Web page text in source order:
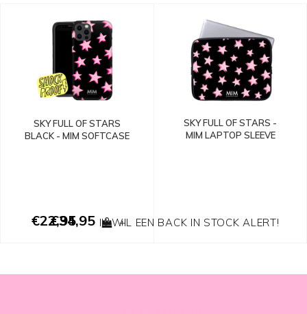
SKY FULL OF STARS
BLACK - MIM SOFTCASE
€22,95 +
SKY FULL OF STARS -
MIM LAPTOP SLEEVE
€34,95 IK WIL EEN BACK IN STOCK ALERT!